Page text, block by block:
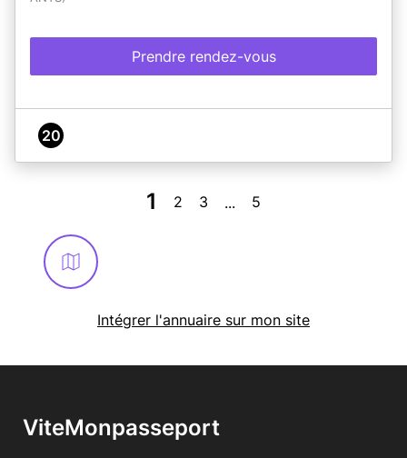
Prendre rendez-vous
20
1 2 3 ... 5
Intégrer l'annuaire sur mon site
ViteMonpasseport